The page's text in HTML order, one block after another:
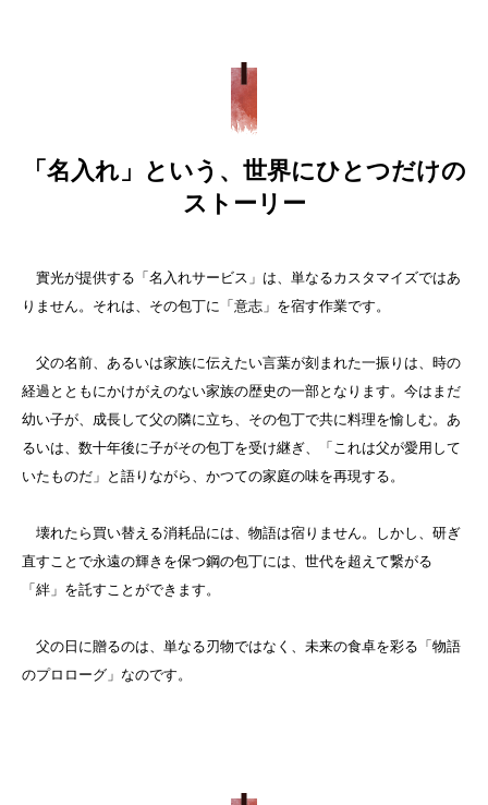
「名入れ」という、世界にひとつだけの
ストーリー
實光が提供する「名入れサービス」は、単なるカスタマイズではあ
りません。それは、その包丁に「意志」を宿す作業です。
父の名前、あるいは家族に伝えたい言葉が刻まれた一振りは、時の
経過とともにかけがえのない家族の歴史の一部となります。今はまだ
幼い子が、成長して父の隣に立ち、その包丁で共に料理を愉しむ。あ
るいは、数十年後に子がその包丁を受け継ぎ、「これは父が愛用して
いたものだ」と語りながら、かつての家庭の味を再現する。
壊れたら買い替える消耗品には、物語は宿りません。しかし、研ぎ
直すことで永遠の輝きを保つ鋼の包丁には、世代を超えて繋がる
「絆」を託すことができます。
父の日に贈るのは、単なる刃物ではなく、未来の食卓を彩る「物語
のプロローグ」なのです。